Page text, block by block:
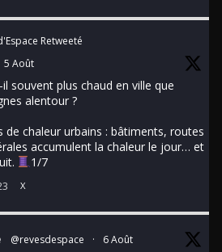
Retweeté
5 Août
souvent plus chaud en ville que
alentour ?
de chaleur urbains : bâtiments, routes
accumulent la chaleur le jour… et
1/7
X
@revesdespace · 6 Août